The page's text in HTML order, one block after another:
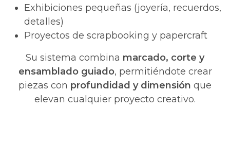
Exhibiciones pequeñas (joyería, recuerdos,
detalles)
Proyectos de scrapbooking y papercraft
Su sistema combina marcado, corte y
ensamblado guiado, permitiéndote crear
piezas con profundidad y dimensión que
elevan cualquier proyecto creativo.